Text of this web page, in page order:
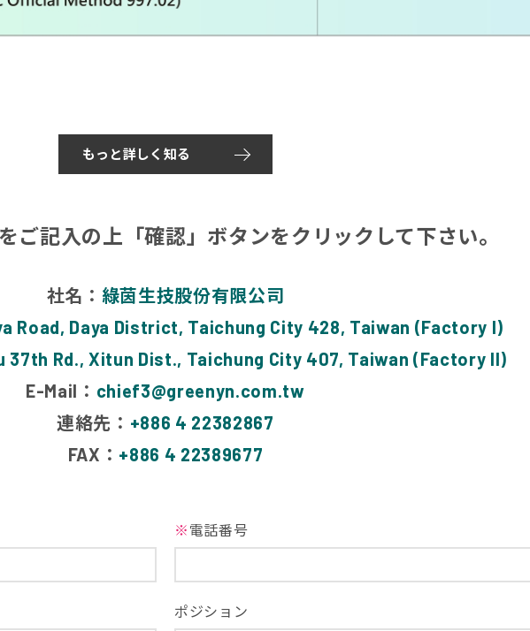
もっと詳しく知る
ご記入の上「確認」ボタンをクリックして下さい。
社名： 綠茵生技股份有限公司
Road, Daya District, Taichung City 428, Taiwan (Factory I)
37th Rd., Xitun Dist., Taichung City 407, Taiwan (Factory II)
E-Mail： chief3@greenyn.com.tw
連絡先： +886 4 22382867
FAX： +886 4 22389677
※ 電話番号
ポジション